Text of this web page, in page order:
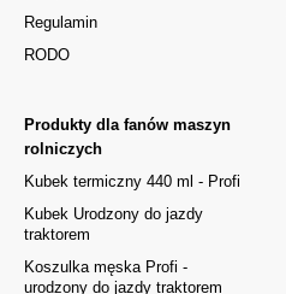
Regulamin
RODO
Produkty dla fanów maszyn
rolniczych
Kubek termiczny 440 ml - Profi
Kubek Urodzony do jazdy
traktorem
Koszulka męska Profi -
urodzony do jazdy traktorem